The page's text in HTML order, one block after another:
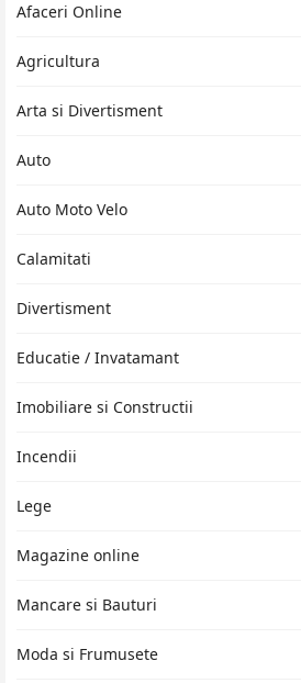
Afaceri Online
Agricultura
Arta si Divertisment
Auto
Auto Moto Velo
Calamitati
Divertisment
Educatie / Invatamant
Imobiliare si Constructii
Incendii
Lege
Magazine online
Mancare si Bauturi
Moda si Frumusete